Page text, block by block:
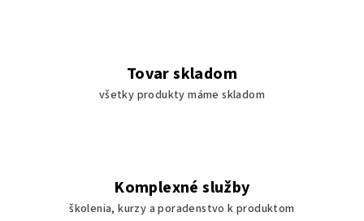
Tovar skladom
všetky produkty máme skladom
Komplexné služby
školenia, kurzy a poradenstvo k produktom